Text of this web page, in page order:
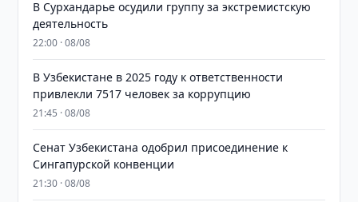
В Сурхандарье осудили группу за экстремистскую
деятельность
22:00 · 08/08
В Узбекистане в 2025 году к ответственности
привлекли 7517 человек за коррупцию
21:45 · 08/08
Сенат Узбекистана одобрил присоединение к
Сингапурской конвенции
21:30 · 08/08